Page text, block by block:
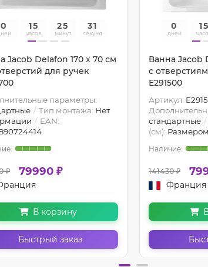
0 15
часов
25
минут
30
секунд
Jacob Delafon 170 х 70 см
для ручек
параметры:
Тип монтажа: Нет
EAN:
₽ 79990 ₽
В корзину
Быстрый заказ
0
дней
15
Ванна Jacob
с
E291500
Артикул:
стандартные
(см):
141430 ₽
Франция